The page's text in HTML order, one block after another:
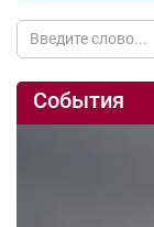
События